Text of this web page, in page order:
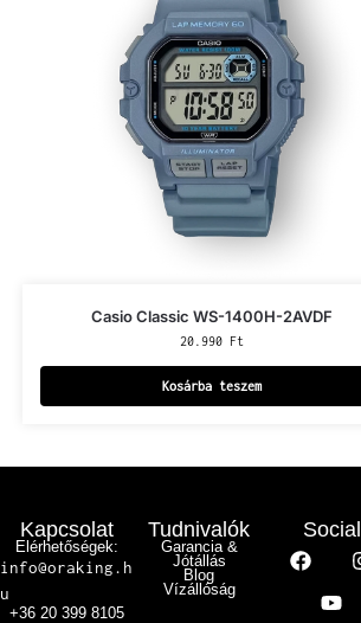
Casio Classic WS-1400H-2AVDF
20.990 Ft
Kosárba teszem
Kapcsolat
Elérhetőségek:
info@oraking.h
u
+36 20 399 8105
Tudnivalók
Garancia &
Jótállás
Blog
Vízállóság
Social